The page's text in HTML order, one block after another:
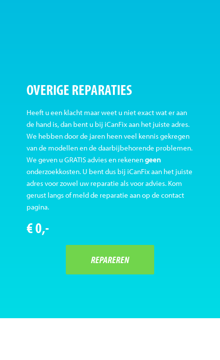
OVERIGE REPARATIES
Heeft u een klacht maar weet u niet exact wat er aan
de hand is, dan bent u bij iCanFix aan het juiste adres.
We hebben door de jaren heen veel kennis gekregen
van de modellen en de daarbijbehorende problemen.
We geven u GRATIS advies en rekenengeen
onderzoekkosten. U bent dus bij iCanFix aan het juiste
adres voor zowel uw reparatie als voor advies. Kom
gerust langs of meld de reparatie aan op de contact
pagina.
€ 0,-
REPAREREN